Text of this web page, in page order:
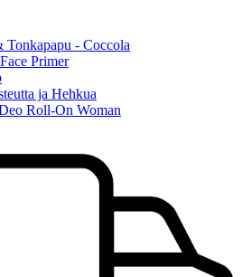
Tonkapapu - Coccola
Primer
ja Hehkua
Roll-On Woman